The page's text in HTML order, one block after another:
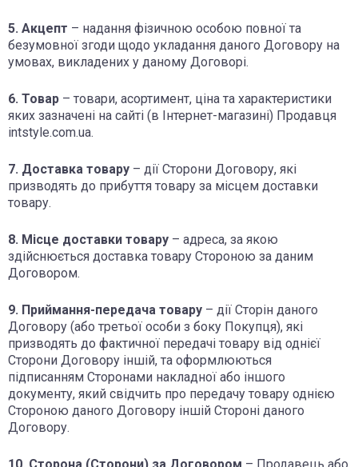
5. Акцепт – надання фізичною особою повної та
безумовної згоди щодо укладання даного Договору на
умовах, викладених у даному Договорі.
6. Товар – товари, асортимент, ціна та характеристики
яких зазначені на сайті (в Інтернет-магазині) Продавця
intstyle.com.ua.
7. Доставка товару – дії Сторони Договору, які
призводять до прибуття товару за місцем доставки
товару.
8. Місце доставки товару – адреса, за якою
здійснюється доставка товару Стороною за даним
Договором.
9. Приймання-передача товару – дії Сторін даного
Договору (або третьої особи з боку Покупця), які
призводять до фактичної передачі товару від однієї
Сторони Договору іншій, та оформлюються
підписанням Сторонами накладної або іншого
документу, який свідчить про передачу товару однією
Стороною даного Договору іншій Стороні даного
Договору.
10. Сторона (Сторони) за Договором – Продавець або